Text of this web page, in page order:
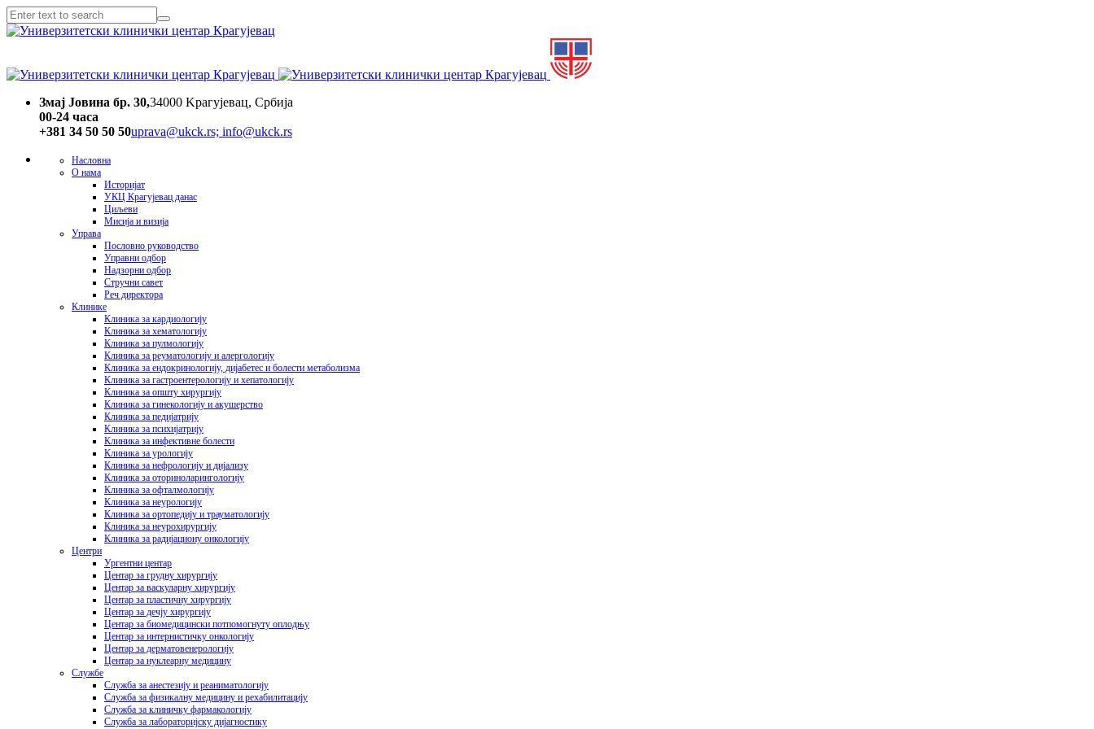
Змај Јовина бр. 30,34000 Kрагујевац, Србија
00-24 часa
+381 34 50 50 50uprava@ukck.rs; info@ukck.rs
Насловна
О нама
Историјат
УКЦ Крагујевац данас
Циљеви
Мисија и визија
Управа
Пословно руководство
Управни одбор
Надзорни одбор
Стручни савет
Реч директора
Клинике
Клиника за кардиологију
Клиника за хематологију
Клиника за пулмологију
Клиника за реуматологију и алергологију
Клиника за ендокринологију, дијабетес и болести метаболизма
Клиника за гастроентерологију и хепатологију
Клиника за општу хирургију
Клиника за гинекологију и акушерство
Клиника за педијатрију
Клиника за психијатрију
Клиника за инфективне болести
Клиника за урологију
Клиника за нефрологију и дијализу
Клиника за оториноларингологију
Клиника за офталмологију
Клиника за неурологију
Клиника за ортопедију и трауматологију
Клиника за неурохирургију
Клиника за радијациону онкологију
Центри
Ургентни центар
Центар за грудну хирургију
Центар за васкуларну хирургију
Центар за пластичну хирургију
Центар за дечју хирургију
Центар за биомедицински потпомогнуту оплодњу
Центар за интернистичку онкологију
Центар за дерматовенерологију
Центар за нуклеарну медицину
Службе
Служба за анестезију и реаниматологију
Служба за физикалну медицину и рехабилитацију
Служба за клиничку фармакологију
Служба за лабораторијску дијагностику